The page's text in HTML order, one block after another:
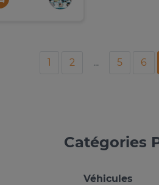
1 2 ... 5 6
Catégories
Véhicules